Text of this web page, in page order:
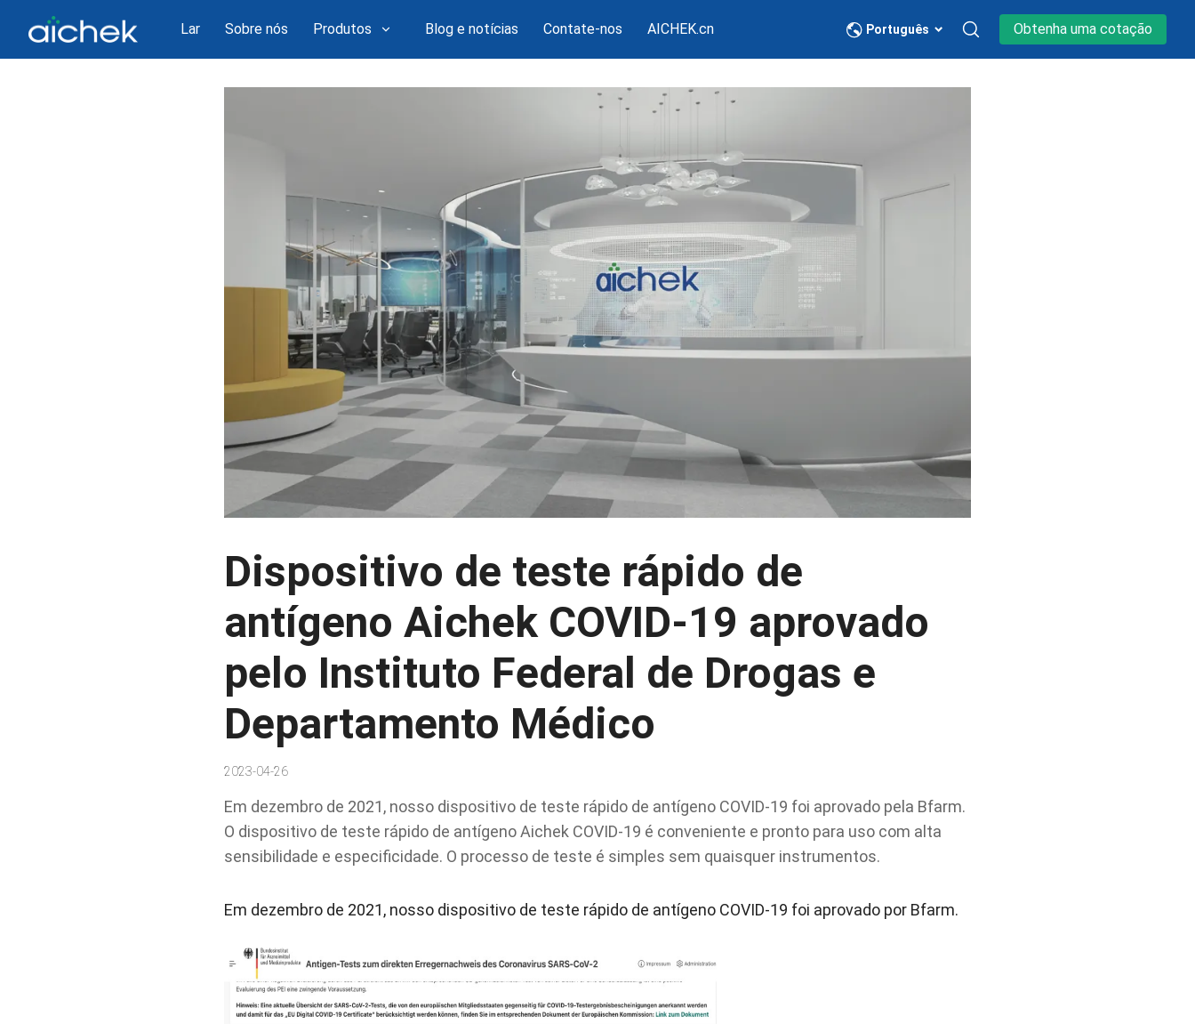
Lar Sobre nós Produtos Blog e notícias Contate-nos AICHEK.cn Português Obtenha uma cotação
Dispositivo de teste rápido de
antígeno Aichek COVID-19 aprovado
pelo Instituto Federal de Drogas e
Departamento Médico
2023-04-26
Em dezembro de 2021, nosso dispositivo de teste rápido de antígeno COVID-19 foi aprovado pela Bfarm.
O dispositivo de teste rápido de antígeno Aichek COVID-19 é conveniente e pronto para uso com alta
sensibilidade e especificidade. O processo de teste é simples sem quaisquer instrumentos.
Em dezembro de 2021, nosso dispositivo de teste rápido de antígeno COVID-19 foi aprovado por Bfarm.